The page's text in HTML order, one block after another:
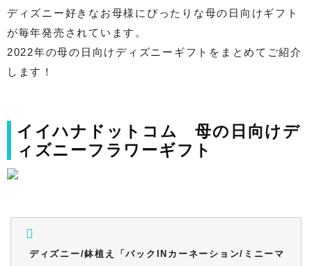
ディズニー好きなお母様にぴったりな母の日向けギフト
が毎年発売されています。
2022年の母の日向けディズニーギフトをまとめてご紹介
します！
イイハナドットコム 母の日向けデ
ィズニーフラワーギフト
ディズニー/鉢植え「バックINカーネーション/ミニーマ